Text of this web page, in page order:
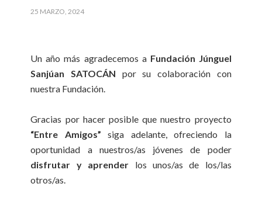
25 MARZO, 2024
Un año más agradecemos a Fundación Júnguel
Sanjúan SATOCÁN por su colaboración con
nuestra Fundación.
Gracias por hacer posible que nuestro proyecto
“Entre Amigos” siga adelante, ofreciendo la
oportunidad a nuestros/as jóvenes de poder
disfrutar y aprender los unos/as de los/las
otros/as.